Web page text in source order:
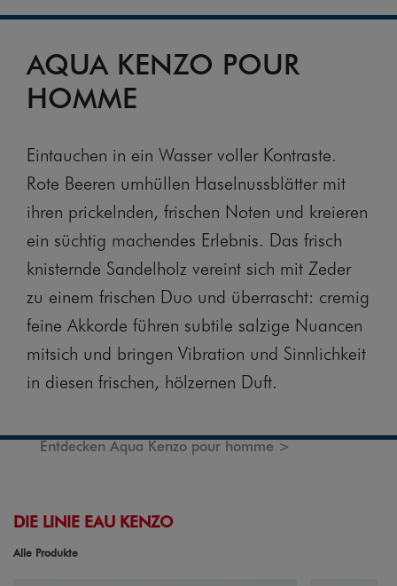
AQUA KENZO POUR
HOMME
Eintauchen in ein Wasser voller Kontraste.
Rote Beeren umhüllen Haselnussblätter mit
ihren prickelnden, frischen Noten und kreieren
ein süchtig machendes Erlebnis. Das frisch
knisternde Sandelholz vereint sich mit Zeder
zu einem frischen Duo und überrascht: cremig
feine Akkorde führen subtile salzige Nuancen
mitsich und bringen Vibration und Sinnlichkeit
in diesen frischen, hölzernen Duft.
Entdecken Aqua Kenzo pour homme >
DIE LINIE EAU KENZO
Alle Produkte